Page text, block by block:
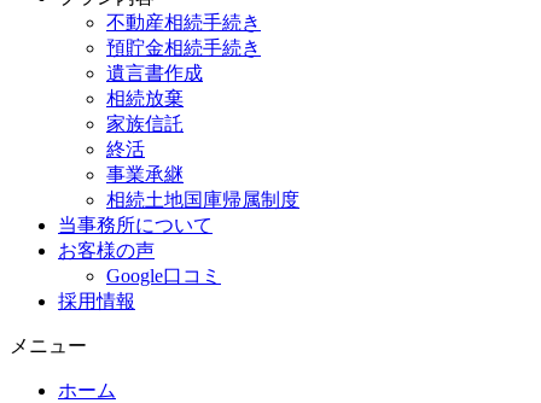
不動産相続手続き
預貯金相続手続き
遺言書作成
相続放棄
家族信託
終活
事業承継
相続土地国庫帰属制度
当事務所について
お客様の声
Google口コミ
採用情報
メニュー
ホーム